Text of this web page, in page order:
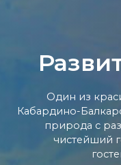
Один из
Кабардино-
природа с
чистейший